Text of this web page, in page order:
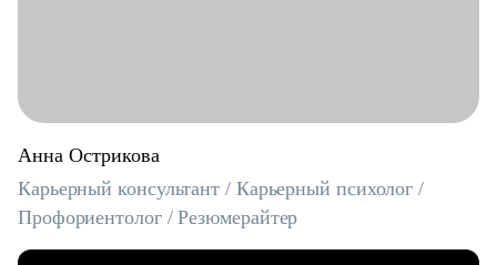
Анна Острикова
Карьерный консультант / Карьерный психолог /
Профориентолог / Резюмерайтер